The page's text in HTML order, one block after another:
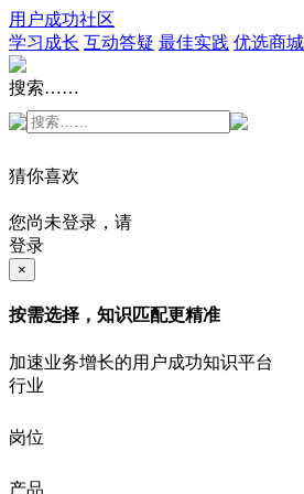
用户成功社区
学习成长 互动答疑 最佳实践 优选商城
搜索……
猜你喜欢
您尚未登录，请
登录
×
按需选择，知识匹配更精准
加速业务增长的用户成功知识平台
行业
岗位
产品